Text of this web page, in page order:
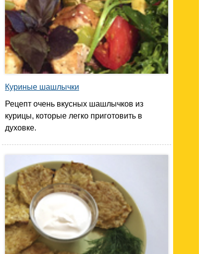
Куриные шашлычки
Рецепт очень вкусных шашлычков из
курицы, которые легко приготовить в
духовке.